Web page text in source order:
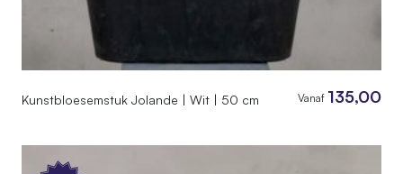
Kunstbloesemstuk Jolande | Wit | 50 cm Vanaf 135,00